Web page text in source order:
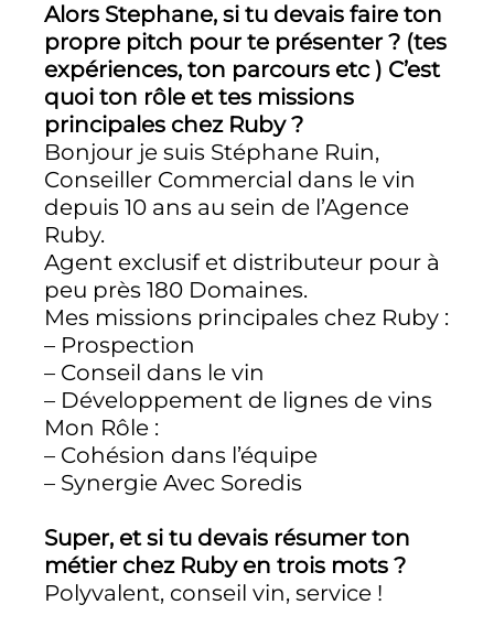
Alors Stephane, si tu devais faire ton
propre pitch pour te présenter ? (tes
expériences, ton parcours etc ) C’est
quoi ton rôle et tes missions
principales chez Ruby ?
Bonjour je suis Stéphane Ruin,
Conseiller Commercial dans le vin
depuis 10 ans au sein de l’Agence
Ruby.
Agent exclusif et distributeur pour à
peu près 180 Domaines.
Mes missions principales chez Ruby :
– Prospection
– Conseil dans le vin
– Développement de lignes de vins
Mon Rôle :
– Cohésion dans l’équipe
– Synergie Avec Soredis
Super, et si tu devais résumer ton
métier chez Ruby en trois mots ?
Polyvalent, conseil vin, service !